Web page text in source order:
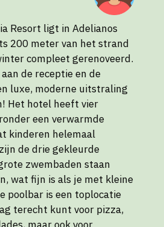
Resort ligt in Adelianos
200 meter van het strand
compleet gerenoveerd.
de receptie en de
luxe, moderne uitstraling
Het hotel heeft vier
een verwarmde
kinderen helemaal
de drie gekleurde
zwembaden staan
wat fijn is als je met kleine
poolbar is een toplocatie
terecht kunt voor pizza,